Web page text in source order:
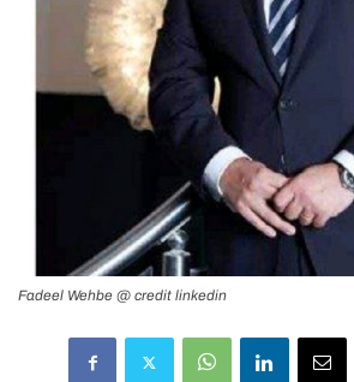
Fadeel Wehbe @ credit linkedin